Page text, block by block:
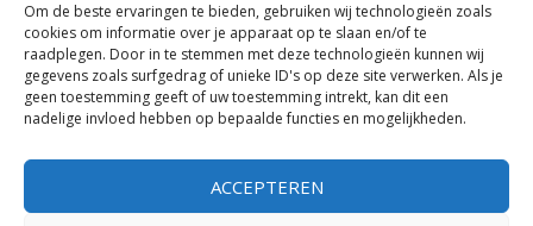
Om de beste ervaringen te bieden, gebruiken wij technologieën zoals
cookies om informatie over je apparaat op te slaan en/of te
raadplegen. Door in te stemmen met deze technologieën kunnen wij
gegevens zoals surfgedrag of unieke ID's op deze site verwerken. Als je
geen toestemming geeft of uw toestemming intrekt, kan dit een
nadelige invloed hebben op bepaalde functies en mogelijkheden.
ACCEPTEREN